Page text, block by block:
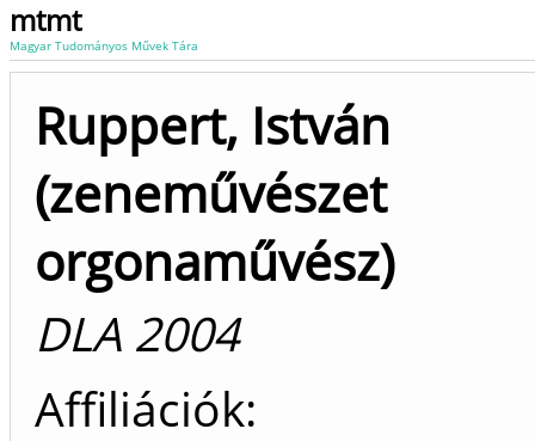
mtmt
Magyar Tudományos Művek Tára
Ruppert, István
(zeneművészet
orgonaművész)
DLA 2004
Affiliációk